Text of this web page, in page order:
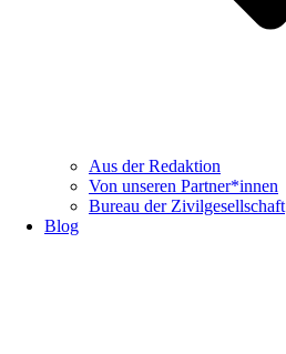
Aus der Redaktion
Von unseren Partner*innen
Bureau der Zivilgesellschaft
Blog